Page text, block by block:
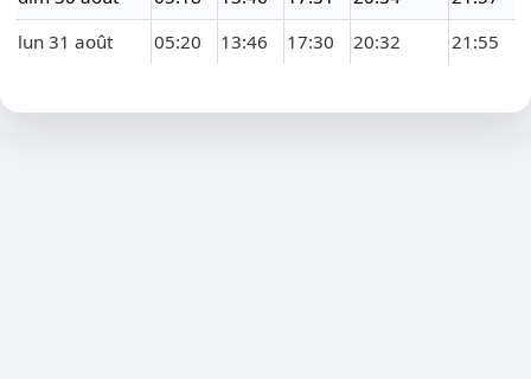
lun 31 août
05:20 13:46 17:30 20:32 21:55